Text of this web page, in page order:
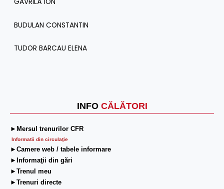
INFO CĂLĂTORI
►Mersul trenurilor CFR
Informatii din circulaţie
►Camere web / tabele informare
►Informaţii din gări
►Trenul meu
►Trenuri directe
BUDULAN CONSTANTIN
TUDOR BARCAU ELENA